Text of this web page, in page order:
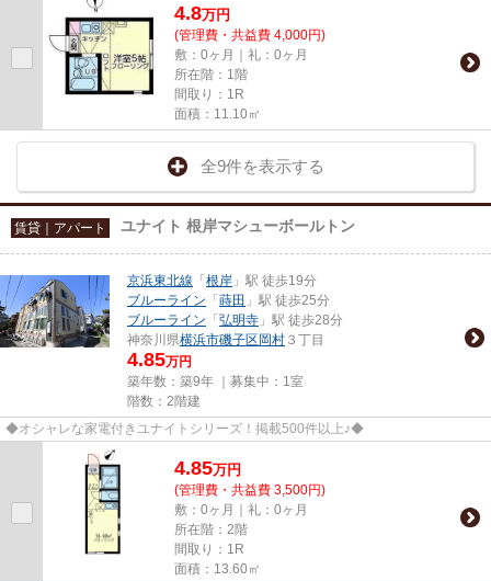
4.8万円
(管理費・共益費 4,000円)
敷：0ヶ月｜礼：0ヶ月
所在階：1階
間取り：1R
面積：11.10㎡
全9件を表示する
賃貸｜アパート ユナイト 根岸マシューボールトン
京浜東北線 「 根岸 」駅 徒歩19分
ブルーライン 「 蒔田 」駅 徒歩25分
ブルーライン 「 弘明寺 」駅 徒歩28分
神奈川県横浜市磯子区 岡村 ３丁目
4.85万円
築年数：築9年 ｜募集中： 1室
階数：2階建
◆オシャレな家電付きユナイトシリーズ！掲載500件以上♪◆
4.85万円
(管理費・共益費 3,500円)
敷：0ヶ月｜礼：0ヶ月
所在階：2階
間取り：1R
面積：13.60㎡